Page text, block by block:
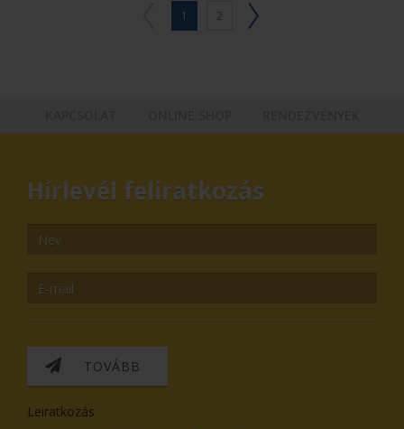
1 2
Hírlevél feliratkozás
TOVÁBB
Leiratkozás